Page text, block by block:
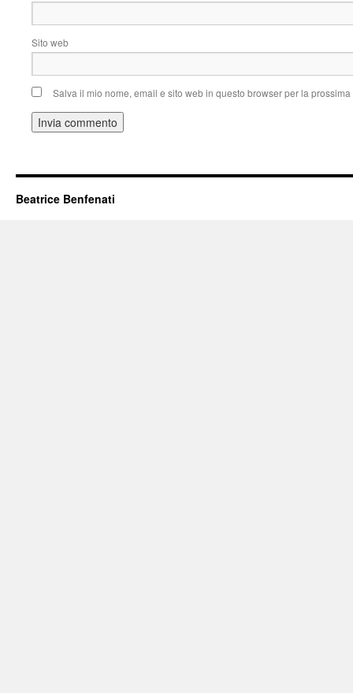
Sito web
Salva il mio nome, email e sito web in questo browser per la
Beatrice Benfenati